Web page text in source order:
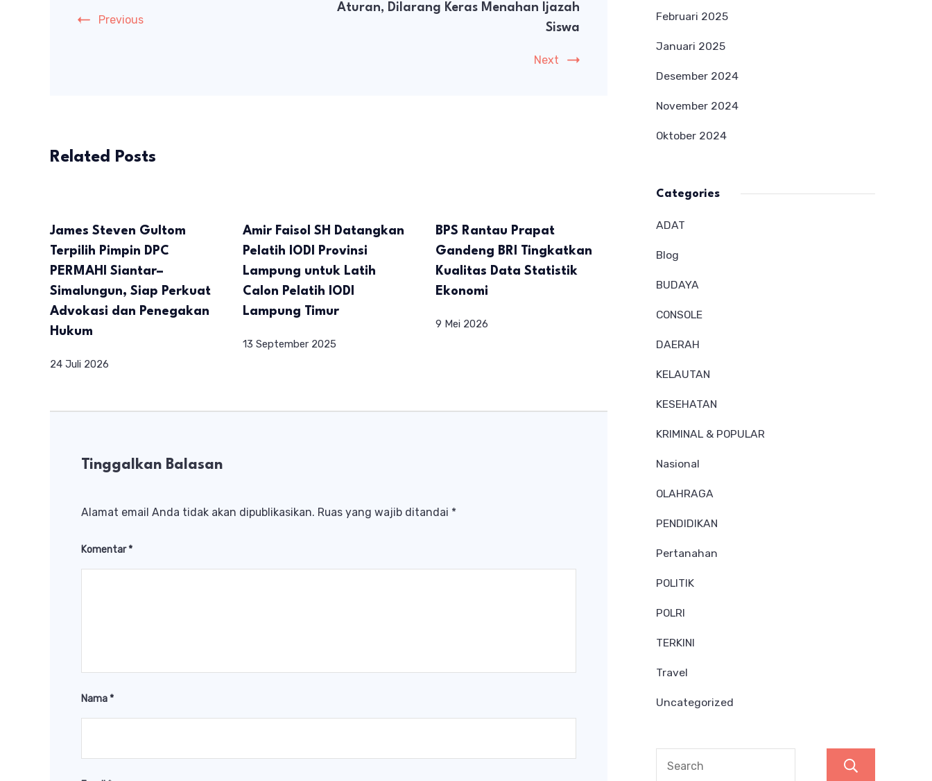
Previous
Aturan, Dilarang Keras Menahan Ijazah
Siswa
Next
Related Posts
James Steven Gultom
Terpilih Pimpin DPC
PERMAHI Siantar–
Simalungun, Siap Perkuat
Advokasi dan Penegakan
Hukum
24 Juli 2026
Amir Faisol SH Datangkan
Pelatih IODI Provinsi
Lampung untuk Latih
Calon Pelatih IODI
Lampung Timur
13 September 2025
BPS Rantau Prapat
Gandeng BRI Tingkatkan
Kualitas Data Statistik
Ekonomi
9 Mei 2026
Tinggalkan Balasan
Alamat email Anda tidak akan dipublikasikan. Ruas yang wajib ditandai *
Komentar*
Nama*
Februari 2025
Januari 2025
Desember 2024
November 2024
Oktober 2024
Categories
ADAT
Blog
BUDAYA
CONSOLE
DAERAH
KELAUTAN
KESEHATAN
KRIMINAL & POPULAR
Nasional
OLAHRAGA
PENDIDIKAN
Pertanahan
POLITIK
POLRI
TERKINI
Travel
Uncategorized